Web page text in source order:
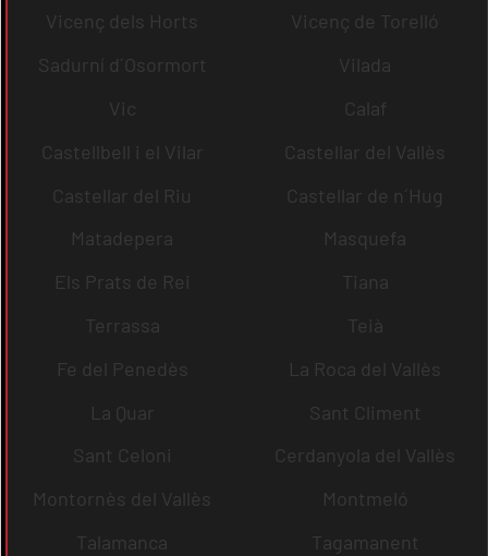
Vicenç dels Horts
Vicenç de Torelló
Sadurní d´Osormort
Vilada
Vic
Calaf
Castellbell i el Vilar
Castellar del Vallès
Castellar del Riu
Castellar de n´Hug
Matadepera
Masquefa
Els Prats de Rei
Tiana
Terrassa
Teià
Fe del Penedès
La Roca del Vallès
La Quar
Sant Climent
Sant Celoni
Cerdanyola del Vallès
Montornès del Vallès
Montmeló
Talamanca
Tagamanent